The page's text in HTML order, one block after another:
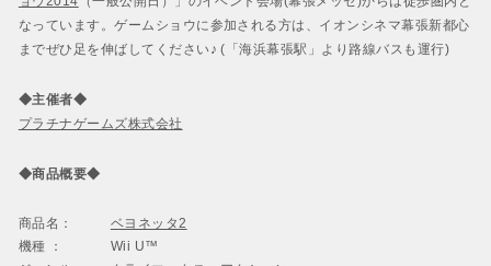
なっています。ゲームショウに参加される方は、イオンシネマ幕張新都心
までぜひ足を伸ばしてください♪ (「海浜幕張駅」より路線バスも運行)
◆主催者◆
プラチナゲームズ株式会社
◆商品概要◆
商品名：
ベヨネッタ2
機種 ：
Wii U™